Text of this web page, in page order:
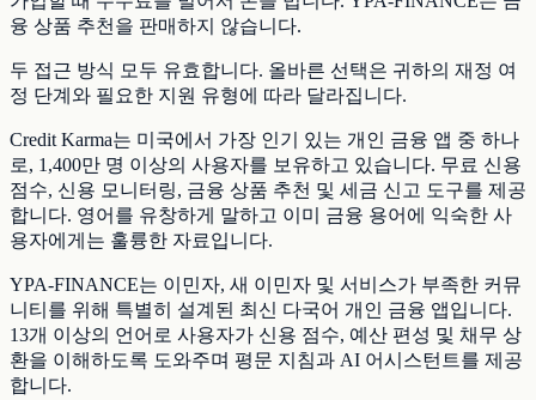
융 상품 추천을 판매하지 않습니다.
두 접근 방식 모두 유효합니다. 올바른 선택은 귀하의 재정 여
정 단계와 필요한 지원 유형에 따라 달라집니다.
Credit Karma는 미국에서 가장 인기 있는 개인 금융 앱 중 하나
로, 1,400만 명 이상의 사용자를 보유하고 있습니다. 무료 신용
점수, 신용 모니터링, 금융 상품 추천 및 세금 신고 도구를 제공
합니다. 영어를 유창하게 말하고 이미 금융 용어에 익숙한 사
용자에게는 훌륭한 자료입니다.
YPA-FINANCE는 이민자, 새 이민자 및 서비스가 부족한 커뮤
니티를 위해 특별히 설계된 최신 다국어 개인 금융 앱입니다.
13개 이상의 언어로 사용자가 신용 점수, 예산 편성 및 채무 상
환을 이해하도록 도와주며 평문 지침과 AI 어시스턴트를 제공
합니다.